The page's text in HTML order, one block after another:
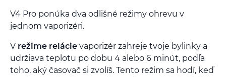
V4 Pro ponúka dva odlišné režimy ohrevu v
jednom vaporizéri.
V režime relácie vaporizér zahreje tvoje bylinky a
udržiava teplotu po dobu 4 alebo 6 minút, podľa
toho, aký časovač si zvolíš. Tento režim sa hodí, keď